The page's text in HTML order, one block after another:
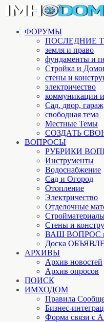
ФОРУМЫ
ПОСЛЕДНИЕ
земля и право
фундаменты и
Стройка и
стены и
электричество
коммуникации
Cад, двор,
свободная тема
Местные Темы
СОЗДАТЬ
ВОПРОСЫ
РУБРИКИ
Инструменты
Водоснабжение
Сад и Огород
Отопление
Электричество
Отделочные
Стены и
ВАШ ВОПРОС
Доска
АРХИВЫ
Архив новостей
Архив опросов
ПОИСК
ИМХОДОМ
Правила
Бизнес-
Форма связи с